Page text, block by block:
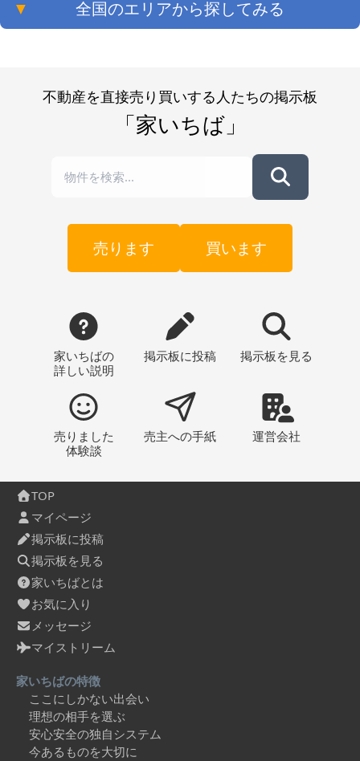
▼ 全国のエリアから探してみる
不動産を直接売り買いする人たちの掲示板
「家いちば」
売ります 買います
家いちばの
詳しい説明
掲示板に投稿 掲示板 を見る
売りました
体験談
売主への手紙 運営会社
TOP
マイページ
掲示板に投稿
掲示板を見る
家いちばとは
お気に入り
メッセージ
マイストリーム
家いちばの特徴
ここにしかない出会い
理想の相手を選ぶ
安心安全の独自システム
今あるものを大切に